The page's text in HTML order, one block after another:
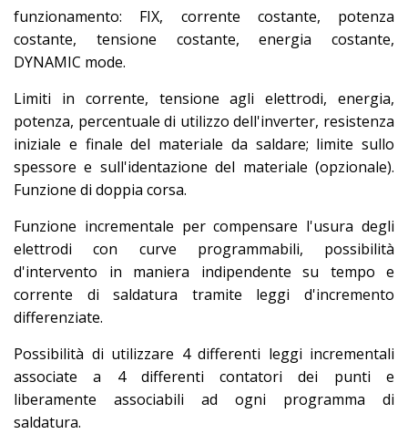
funzionamento: FIX, corrente costante, potenza
costante, tensione costante, energia costante,
DYNAMIC mode.
Limiti in corrente, tensione agli elettrodi, energia,
potenza, percentuale di utilizzo dell'inverter, resistenza
iniziale e finale del materiale da saldare; limite sullo
spessore e sull'identazione del materiale (opzionale).
Funzione di doppia corsa.
Funzione incrementale per compensare l'usura degli
elettrodi con curve programmabili, possibilità
d'intervento in maniera indipendente su tempo e
corrente di saldatura tramite leggi d'incremento
differenziate.
Possibilità di utilizzare 4 differenti leggi incrementali
associate a 4 differenti contatori dei punti e
liberamente associabili ad ogni programma di
saldatura.